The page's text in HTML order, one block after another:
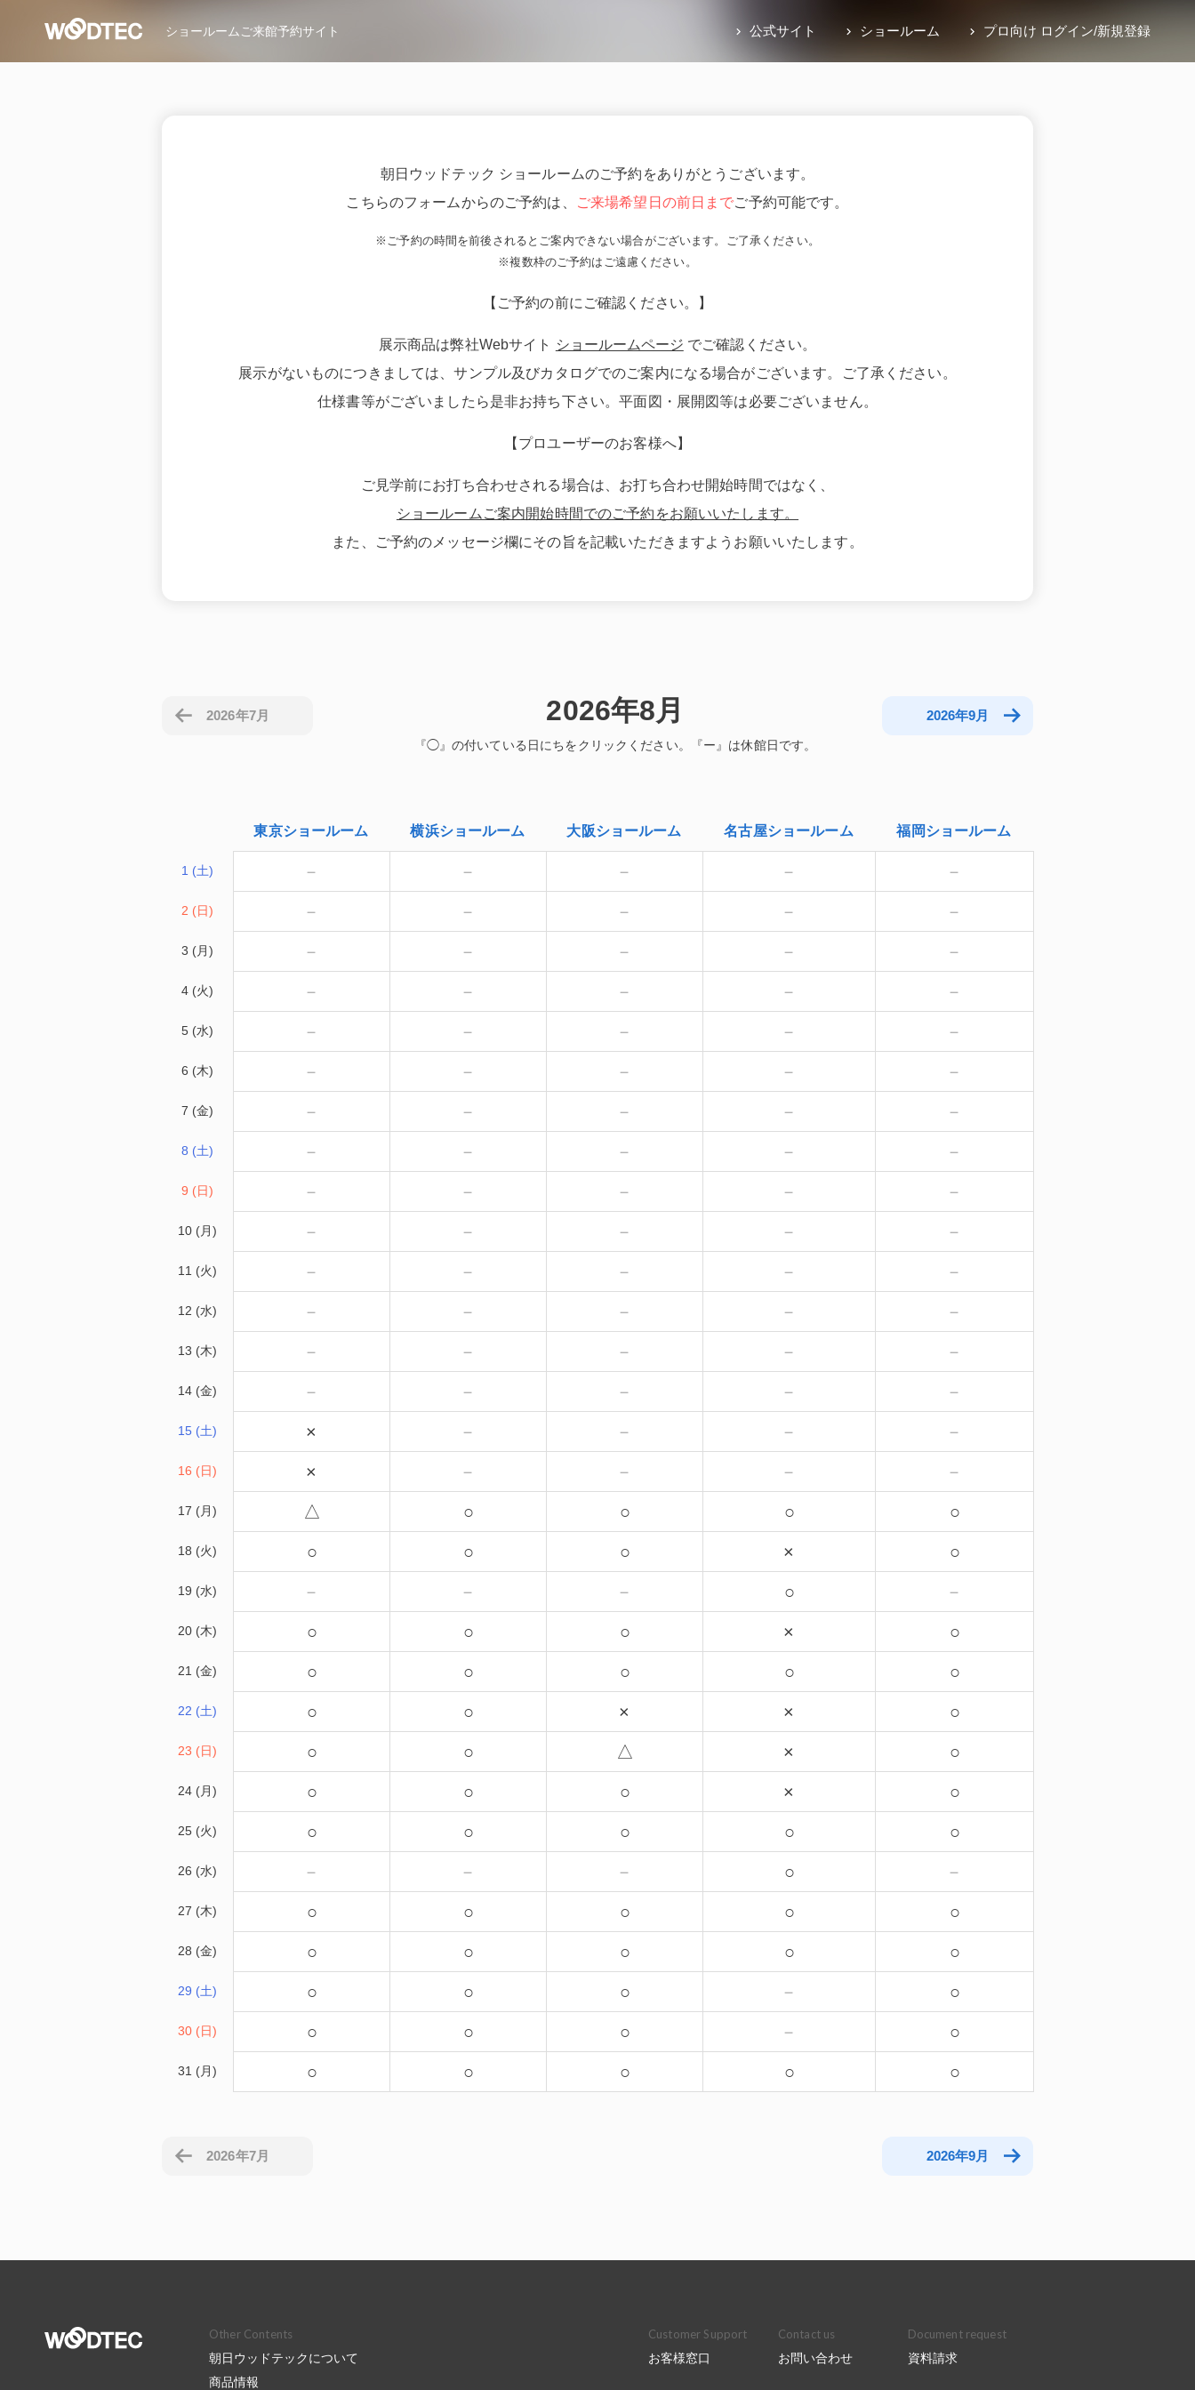
ショールーム ご来館予約サイト 公式サイト ショールーム プロ向け ログイン/新規登録
朝日ウッドテック ショールームのご予約をありがとうございます。
こちらのフォームからのご予約は、
ご来場希望日の前日までご予約可能です。
※ご予約の時間を前後されるとご案内できない場合がございます。ご了承ください。
※複数枠のご予約はご遠慮ください。
【ご予約の前にご確認ください。】
展示商品は弊社Webサイト ショールームページ でご確認ください。
展示がないものにつきましては、サンプル及びカタログでのご案内になる場合がございます。ご了承ください。
仕様書等がございましたら是非お持ち下さい。平面図・展開図等は必要ございません。
【プロユーザーのお客様へ】
ご見学前にお打ち合わせされる場合は、お打ち合わせ開始時間ではなく、
ショールームご案内開始時間でのご予約をお願いいたします。
また、ご予約のメッセージ欄にその旨を記載いただきますようお願いいたします。
2026年8月
東京ショールーム 横浜ショールーム 大阪ショールーム 名古屋ショールーム 福岡ショールーム
1 (土) － － － － －
2 (日) － － － － －
3 (月) － － － － －
4 (火) － － － － －
5 (水) － － － － －
6 (木) － － － － －
7 (金) － － － － －
8 (土) － － － － －
9 (日) － － － － －
10 (月) － － － － －
11 (火) － － － － －
12 (水) － － － － －
13 (木) － － － － －
14 (金) － － － － －
15 (土) × － － － －
16 (日) × － － － －
17 (月) △ ○ ○ ○ ○
18 (火) ○ ○ ○ × ○
19 (水) － － － ○ －
20 (木) ○ ○ ○ × ○
21 (金) ○ ○ ○ ○ ○
22 (土) ○ ○ × × ○
23 (日) ○ ○ △ × ○
24 (月) ○ ○ ○ × ○
25 (火) ○ ○ ○ ○ ○
26 (水) － － － ○ －
27 (木) ○ ○ ○ ○ ○
28 (金) ○ ○ ○ ○ ○
29 (土) ○ ○ ○ － ○
30 (日) ○ ○ ○ － ○
31 (月) ○ ○ ○ ○ ○
2026年7月 2026年9月
2026年7月 2026年9月
Other Contents
朝日ウッドテックについて
商品情報
Customer Support
お客様窓口
Contact us
お問い合わせ
Document request
資料請求